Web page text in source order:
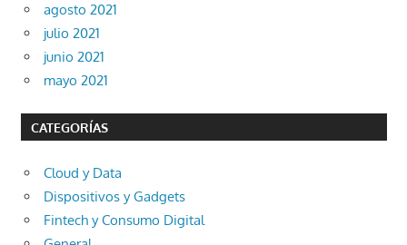
agosto 2021
julio 2021
junio 2021
mayo 2021
CATEGORÍAS
Cloud y Data
Dispositivos y Gadgets
Fintech y Consumo Digital